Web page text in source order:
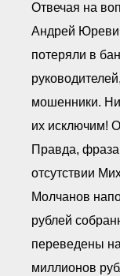
Отвечая на
Андрей
потеряли в
мошенники.
их исключим!
Правда,
отсутствии
Молчанов
рублей
переведены
миллионов